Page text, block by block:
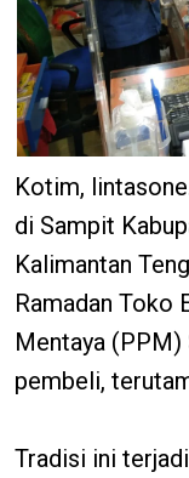
Kotim,
di Sampit
Kalimantan
Ramadan Toko
Mentaya
pembeli,
Tradisi ini